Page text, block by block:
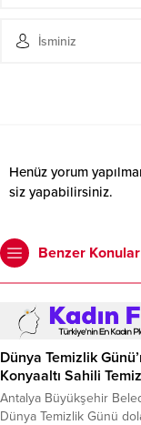
Henüz yorum
siz yapabilirsiniz.
Benzer Konular
Dünya Temizlik
Konyaaltı Sahili
Antalya Büyükşehir
Dünya Temizlik Günü